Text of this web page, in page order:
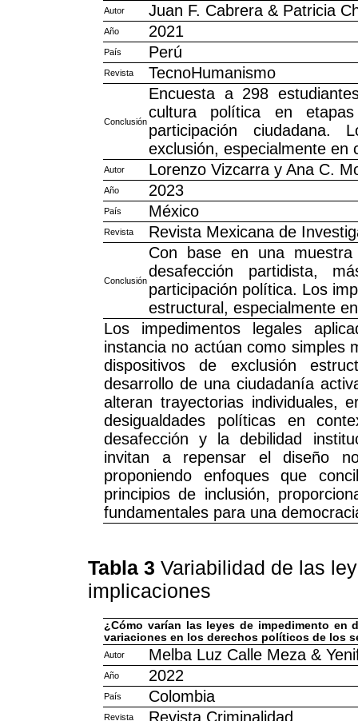
Autor Juan F. Cabrera & Patricia
Año 2021
País Perú
Revista TecnoHumanismo
Conclusión
Encuesta a 298
cultura política en
participación ciudadana.
exclusión, especialmente en
Autor Lorenzo Vizcarra y Ana C.
Año 2023
País México
Revista Revista Mexicana de
Conclusión
Con base en una
desafección partidista,
participación política. Los
estructural, especialmente
Los impedimentos legales
instancia no actúan como simples
dispositivos de exclusión
desarrollo de una ciudadanía
alteran trayectorias individuales,
desigualdades políticas en
desafección y la debilidad
invitan a repensar el diseño
proponiendo enfoques que
principios de inclusión,
fundamentales para una
Tabla 3 Variabilidad de las
implicaciones
¿Cómo varían las leyes de impedimento
variaciones en los derechos políticos de los
Autor Melba Luz Calle Meza &
Año 2022
País Colombia
Revista Revista Criminalidad